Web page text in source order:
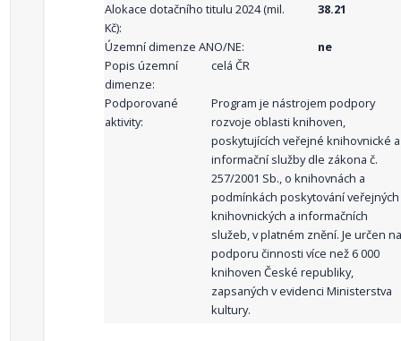
Alokace dotačního titulu 2024 (mil.
Kč):
38.21
Územní dimenze ANO/NE:
ne
Popis územní
dimenze:
celá ČR
Podporované
aktivity:
Program je nástrojem podpory
rozvoje oblasti knihoven,
poskytujících veřejné knihovnické a
informační služby dle zákona č.
257/2001 Sb., o knihovnách a
podmínkách poskytování veřejných
knihovnických a informačních
služeb, v platném znění. Je určen na
podporu činnosti více než 6 000
knihoven České republiky,
zapsaných v evidenci Ministerstva
kultury.